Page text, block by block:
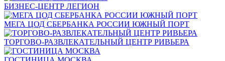
БИЗНЕС-ЦЕНТР ЛЕГИОН
МЕГА ЦОД СБЕРБАНКА РОССИИ ЮЖНЫЙ ПОРТ
ТОРГОВО-РАЗВЛЕКАТЕЛЬНЫЙ ЦЕНТР РИВЬЕРА